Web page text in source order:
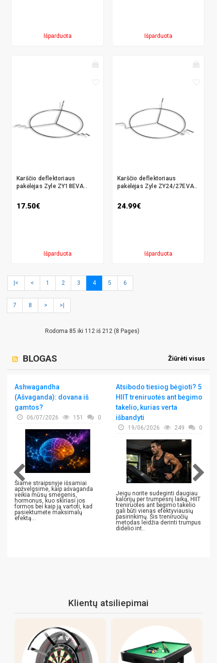
Išparduota Išparduota
Karščio deflektoriaus
pakėlėjas Zyle ZY18EVA..
17.50€
Išparduota
Karščio deflektoriaus
pakėlėjas Zyle ZY24/27EVA..
24.99€
Išparduota
|< < 1 2 3 4 5 6
7 8 > >|
Rodoma 85 iki 112 iš 212 (8 Pages)
Žiūrėti visus
BLOGAS
Ashwagandha
(Ašvaganda): dovana iš
gamtos?
06/07/2026 151 0
Šiame straipsnyje išsamiai
apžvelgsime, kaip ašvaganda
veikia mūsų smegenis,
hormonus, kuo skiriasi jos
formos bei kaip ją vartoti, kad
pasiektumėte maksimalų
efektą...
Atsibodo tiesiog bėgioti? 5
HIIT treniruotės ant bėgimo
takelio, kurias verta
išbandyti
19/06/2026 249 0
Jeigu norite sudeginti daugiau
kalorijų per trumpesnį laiką, HIIT
treniruotės ant bėgimo takelio
gali būti vienas efektyviausių
pasirinkimų. Šis treniruočių
metodas leidžia derinti trumpus
didelio int..
Klientų atsiliepimai